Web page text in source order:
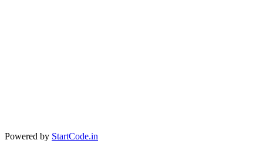
Powered by StartCode.in